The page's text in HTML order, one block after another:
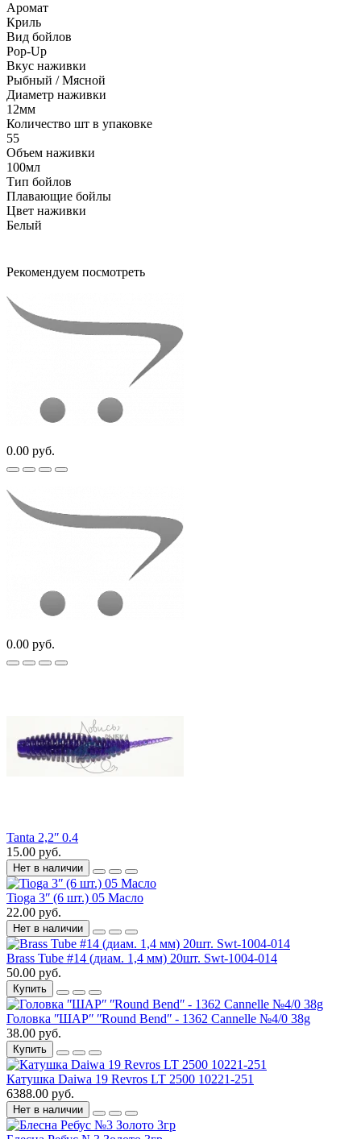
Аромат
Криль
Вид бойлов
Pop-Up
Вкус наживки
Рыбный / Мясной
Диаметр наживки
12мм
Количество шт в упаковке
55
Объем наживки
100мл
Тип бойлов
Плавающие бойлы
Цвет наживки
Белый
Рекомендуем посмотреть
0.00 руб.
0.00 руб.
Tanta 2,2ʺ 0.4
15.00 руб.
Нет в наличии
Tioga 3ʺ (6 шт.) 05 Масло
22.00 руб.
Нет в наличии
Brass Tube #14 (диам. 1,4 мм) 20шт. Swt-1004-014
50.00 руб.
Купить
Головка ʺШАРʺ ʺRound Bendʺ - 1362 Cannelle №4/0 38g
38.00 руб.
Купить
Катушка Daiwa 19 Revros LT 2500 10221-251
6388.00 руб.
Нет в наличии